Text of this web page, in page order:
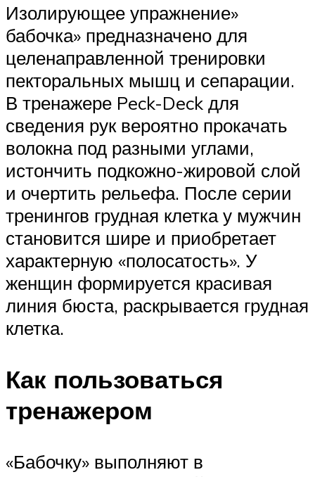
Изолирующее упражнение»
бабочка» предназначено для
целенаправленной тренировки
пекторальных мышц и сепарации.
В тренажере Peck-Deck для
сведения рук вероятно прокачать
волокна под разными углами,
истончить подкожно-жировой слой
и очертить рельефа. После серии
тренингов грудная клетка у мужчин
становится шире и приобретает
характерную «полосатость». У
женщин формируется красивая
линия бюста, раскрывается грудная
клетка.
Как пользоваться
тренажером
«Бабочку» выполняют в